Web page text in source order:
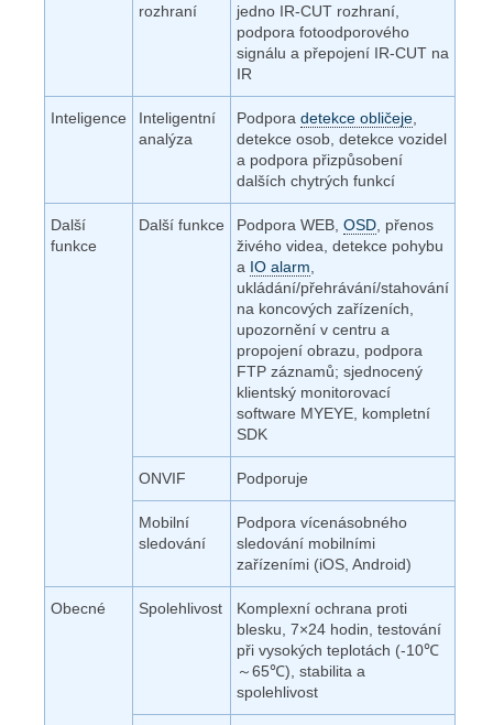
rozhraní
jedno IR-CUT rozhraní,
podpora fotoodporového
signálu a přepojení IR-CUT na
IR
Inteligence
Inteligentní
analýza
Podpora detekce obličeje
detekce osob, detekce vozidel
a podpora přizpůsobení
dalších chytrých funkcí
Další
funkce
Další funkce Podpora WEB, OSD , přenos
živého videa, detekce pohybu
a IO alarm
ukládání/přehrávání/stahování
na koncových zařízeních,
upozornění v centru a
propojení obrazu, podpora
FTP záznamů; sjednocený
klientský monitorovací
software MYEYE, kompletní
SDK
ONVIF Podporuje
Mobilní
sledování
Podpora vícenásobného
sledování mobilními
zařízeními (iOS, Android)
Obecné Spolehlivost
Komplexní ochrana proti
blesku, 7×24 hodin, testování
při vysokých teplotách (-10℃
～65℃), stabilita a
spolehlivost